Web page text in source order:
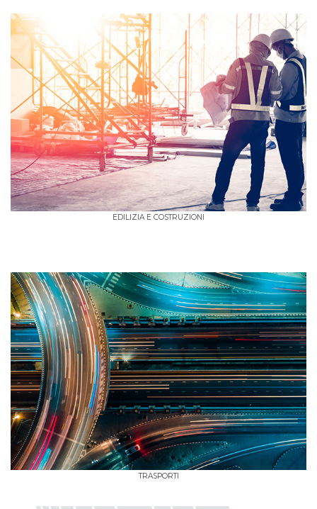
EDILIZIA E COSTRUZIONI
TRASPORTI